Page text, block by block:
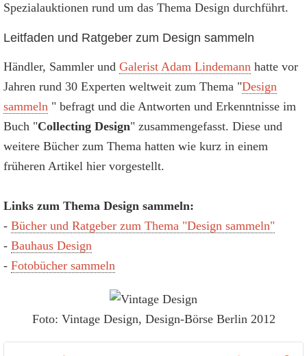
Spezialauktionen rund um das Thema Design durchführt.
Leitfaden und Ratgeber zum Design sammeln
Händler, Sammler und Galerist Adam Lindemann hatte vor
Jahren rund 30 Experten weltweit zum Thema "Design
sammeln " befragt und die Antworten und Erkenntnisse im
Buch "Collecting Design" zusammengefasst. Diese und
weitere Bücher zum Thema hatten wie kurz in einem
früheren Artikel hier vorgestellt.
Links zum Thema Design sammeln:
- Bücher und Ratgeber zum Thema "Design sammeln"
- Bauhaus Design
- Fotobücher sammeln
Foto: Vintage Design, Design-Börse Berlin 2012